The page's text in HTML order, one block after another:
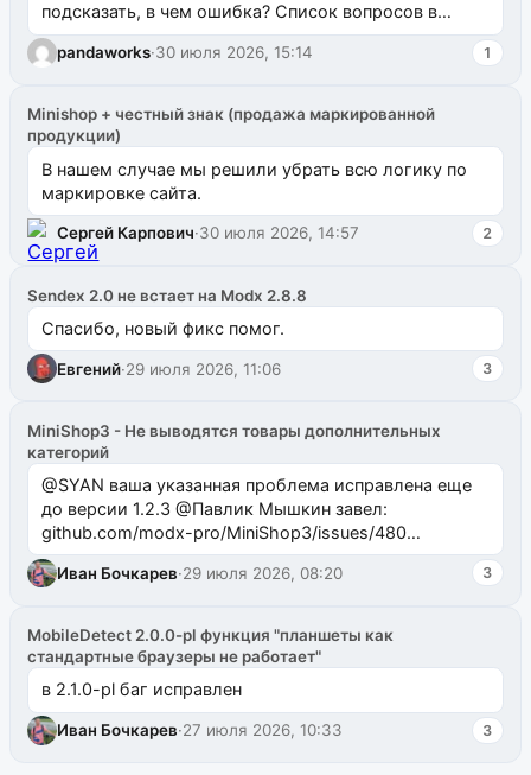
подсказать, в чем ошибка? Список вопросов в
одноименном разделе на modx.pro пока пуст, и,...
pandaworks·30 июля 2026, 15:14 1
Minishop + честный знак (продажа маркированной
продукции)
В нашем случае мы решили убрать всю логику по
маркировке сайта.
Сергей Карпович·30 июля 2026, 14:57 2
Sendex 2.0 не встает на Modx 2.8.8
Спасибо, новый фикс помог.
Евгений·29 июля 2026, 11:06 3
MiniShop3 - Не выводятся товары дополнительных
категорий
@SYAN ваша указанная проблема исправлена еще
до версии 1.2.3 @Павлик Мышкин завел:
github.com/modx-pro/MiniShop3/issues/480
github.com/modx-pro/MiniShop3/issues/481Исправим
в б...
Иван Бочкарев·29 июля 2026, 08:20 3
MobileDetect 2.0.0-pl функция "планшеты как
стандартные браузеры не работает"
в 2.1.0-pl баг исправлен
Иван Бочкарев·27 июля 2026, 10:33 3